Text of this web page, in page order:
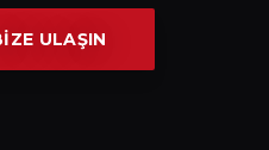
ULAŞIN